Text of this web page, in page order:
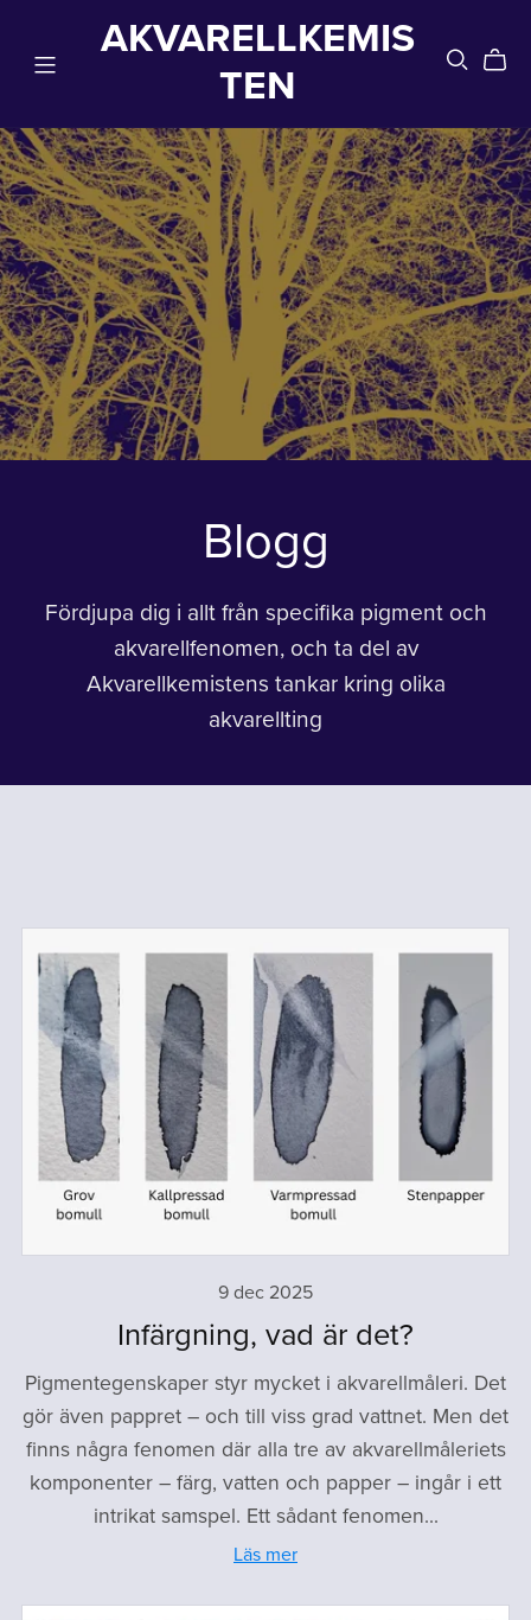
AKVARELLKEMIS
TEN
Blogg
Fördjupa dig i allt från specifika pigment och
akvarellfenomen, och ta del av
Akvarellkemistens tankar kring olika
akvarellting
9 dec 2025
Infärgning, vad är det?
Pigmentegenskaper styr mycket i akvarellmåleri. Det
gör även pappret – och till viss grad vattnet. Men det
finns några fenomen där alla tre av akvarellmåleriets
komponenter – färg, vatten och papper – ingår i ett
intrikat samspel. Ett sådant fenomen...
Läs mer